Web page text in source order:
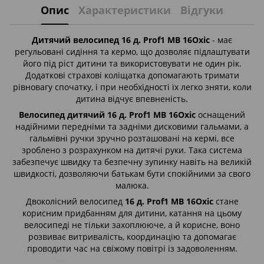
Опис Характеристики Відгуки
Дитячий велосипед 16 д. Prof1 MB 16Oxic - має
регульовані сидіння та кермо, що дозволяє підлаштувати
його під ріст дитини та використовувати не один рік.
Додаткові страхові коліщатка допомагають тримати
рівновагу спочатку, і при необхідності їх легко зняти, коли
дитина відчує впевненість.
Велосипед дитячий 16 д. Prof1 MB 16Oxic оснащений
надійними передніми та задніми дисковими гальмами, а
гальмівні ручки зручно розташовані на кермі, все
зроблено з розрахунком на дитячі руки. Така система
забезпечує швидку та безпечну зупинку навіть на великій
швидкості, дозволяючи батькам бути спокійними за свого
малюка.
Двоколісний велосипед 16 д. Prof1 MB 16Oxicстане
корисним придбанням для дитини, катання на цьому
велосипеді не тільки захоплююче, а й корисне, воно
розвиває витривалість, координацію та допомагає
проводити час на свіжому повітрі із задоволенням.